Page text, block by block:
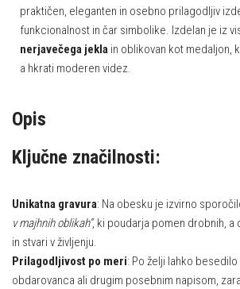
praktičen, eleganten in osebno prilagodljiv
funkcionalnost in čar simbolike. Izdelan je iz
nerjavečega jekla in oblikovan kot medaljon,
a hkrati moderen videz.
Opis
Ključne značilnosti:
Unikatna gravura: Na obesku je izvirno
v majhnih oblikah”, ki poudarja pomen drobnih,
in stvari v življenju.
Prilagodljivost po meri: Po želji lahko
obdarovanca ali drugim posebnim napisom,